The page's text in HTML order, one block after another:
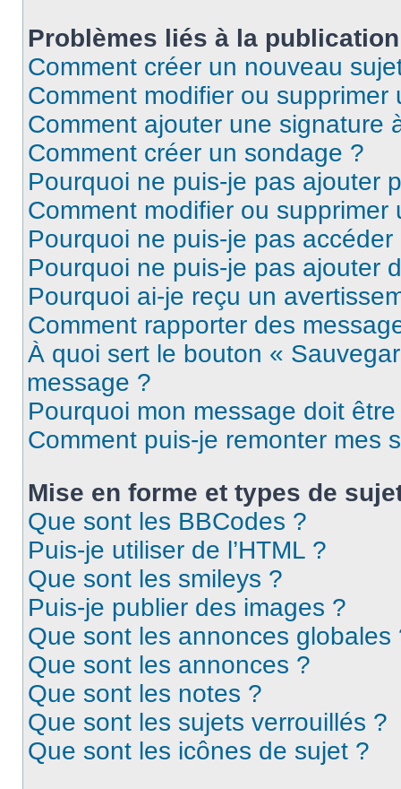
Problèmes liés à la
Comment créer un nouveau
Comment modifier ou supprimer
Comment ajouter une signature
Comment créer un sondage ?
Pourquoi ne puis-je pas ajouter
Comment modifier ou supprimer
Pourquoi ne puis-je pas
Pourquoi ne puis-je pas ajouter
Pourquoi ai-je reçu un
Comment rapporter des
À quoi sert le bouton «
message ?
Pourquoi mon message doit
Comment puis-je remonter mes
Mise en forme et types de
Que sont les BBCodes ?
Puis-je utiliser de l’HTML ?
Que sont les smileys ?
Puis-je publier des images ?
Que sont les annonces globales
Que sont les annonces ?
Que sont les notes ?
Que sont les sujets verrouillés ?
Que sont les icônes de sujet ?